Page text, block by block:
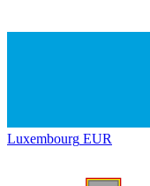
Luxembourg EUR